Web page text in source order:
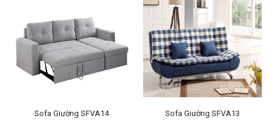
Sofa Giường SFVA14 Sofa Giường SFVA13